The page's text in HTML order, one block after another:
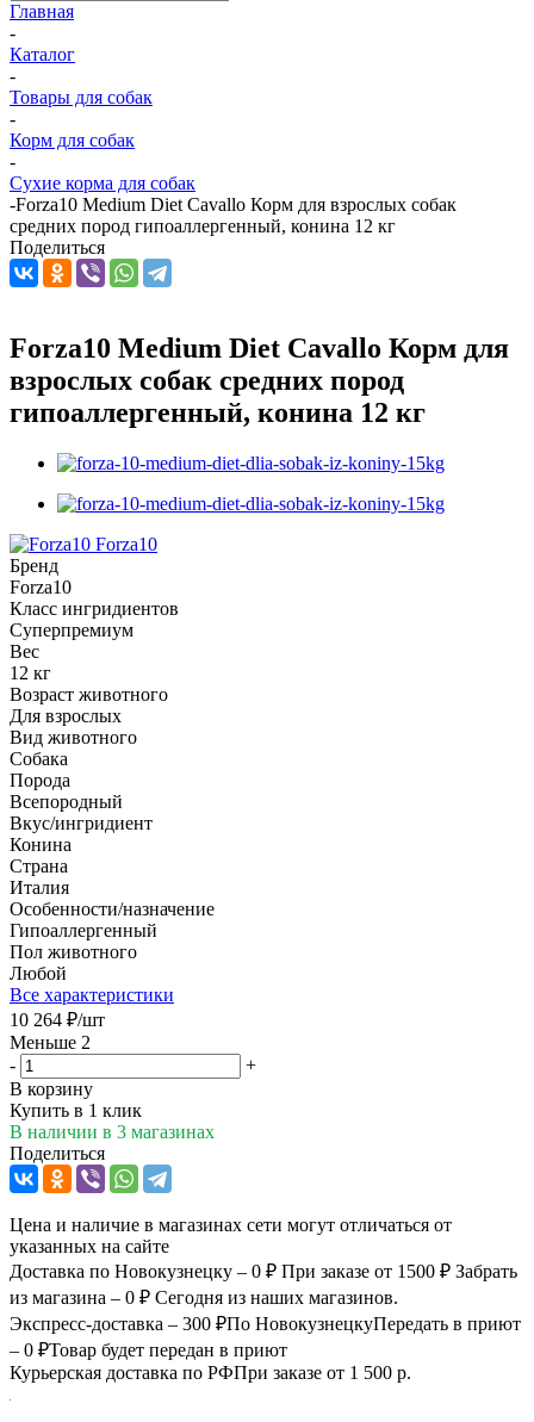
Главная
-
Каталог
-
Товары для собак
-
Корм для собак
-
Сухие корма для собак
-Forza10 Medium Diet Cavallo Корм для взрослых собак
средних пород гипоаллергенный, конина 12 кг
Поделиться
Forza10 Medium Diet Cavallo Корм для
взрослых собак средних пород
гипоаллергенный, конина 12 кг
Forza10
Бренд
Forza10
Класс ингридиентов
Суперпремиум
Вес
12 кг
Возраст животного
Для взрослых
Вид животного
Собака
Порода
Всепородный
Вкус/ингридиент
Конина
Страна
Италия
Особенности/назначение
Гипоаллергенный
Пол животного
Любой
Все характеристики
10 264 ₽/шт
Меньше 2
-
+
В корзину
Купить в 1 клик
В наличии в 3 магазинах
Поделиться
Цена и наличие в магазинах сети могут отличаться от
указанных на сайте
Доставка по Новокузнецку – 0 ₽ При заказе от 1500 ₽ Забрать
из магазина – 0 ₽ Сегодня из наших магазинов.
Экспресс-доставка – 300 ₽По НовокузнецкуПередать в приют
– 0 ₽Товар будет передан в приют
Курьерская доставка по РФПри заказе от 1 500 р.